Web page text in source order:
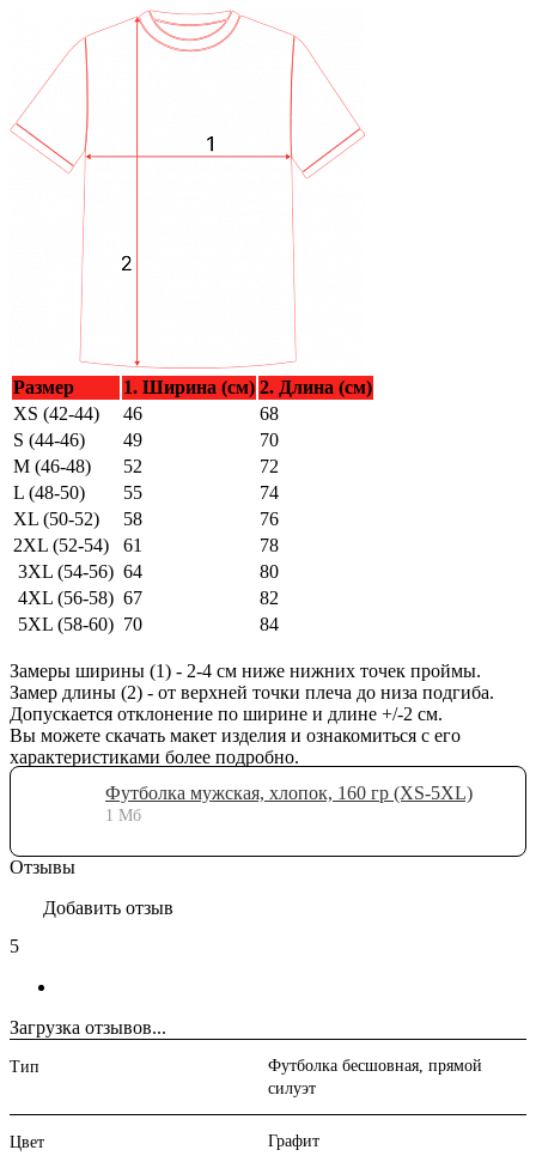
Размер 1. Ширина (см) 2. Длина (см)
XS (42-44)
46
68
S (44-46)
49
70
M (46-48)
52
72
L (48-50)
55
74
XL (50-52)
58
76
2XL (52-54)
61
78
3XL (54-56) 64
80
4XL (56-58) 67
82
5XL (58-60) 70 84
Замеры ширины (1) - 2-4 см ниже нижних точек проймы.
Замер длины (2) - от верхней точки плеча до низа подгиба.
Допускается отклонение по ширине и длине +/-2 см.
Вы можете скачать макет изделия и ознакомиться с его
характеристиками более подробно.
Футболка мужская, хлопок, 160 гр (XS-5XL)
1 Мб
Отзывы
Загрузка отзывов...
5
Добавить отзыв
Тип
Футболка бесшовная, прямой
силуэт
Цвет Графит